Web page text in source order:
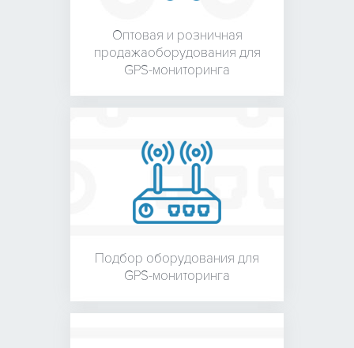
Оптовая и розничная
продажаоборудования для
GPS-мониторинга
Подбор оборудования для
GPS-мониторинга